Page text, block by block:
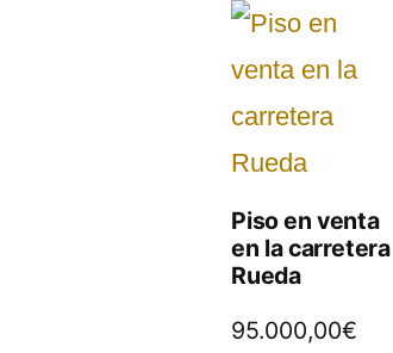
Piso en venta
en la carretera
Rueda
95.000,00€